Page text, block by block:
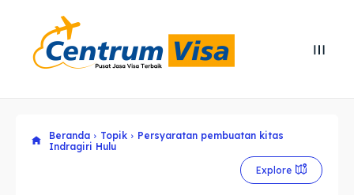
Explore our destinations
Explore our destinations
Beranda Topik
Persyaratan pembuatan kitas
Indragiri Hulu
Explore